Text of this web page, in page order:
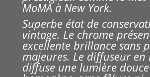
MoMA à New York.
Superbe état de
vintage. Le chrome
excellente brillance sans
majeures. Le diffuseur en
diffuse une lumière